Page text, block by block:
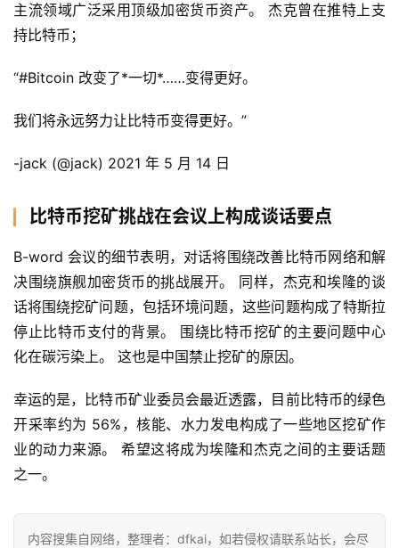
页
信
仰
a
r
9
9
9
指
主流领域广泛采用顶级加密货币资产。 杰克曾在推特上支
持比特币；
“#Bitcoin 改变了*一切*……变得更好。
我们将永远努力让比特币变得更好。”
-jack (@jack) 2021 年 5 月 14 日
比特币挖矿挑战在会议上构成谈话要点
B-word 会议的细节表明，对话将围绕改善比特币网络和解
决围绕旗舰加密货币的挑战展开。 同样，杰克和埃隆的谈
话将围绕挖矿问题，包括环境问题，这些问题构成了特斯拉
停止比特币支付的背景。 围绕比特币挖矿的主要问题中心
化在碳污染上。 这也是中国禁止挖矿的原因。
幸运的是，比特币矿业委员会最近透露，目前比特币的绿色
开采率约为 56%，核能、水力发电构成了一些地区挖矿作
业的动力来源。 希望这将成为埃隆和杰克之间的主要话题
之一。
内容搜集自网络，整理者：dfkai，如若侵权请联系站长，会尽